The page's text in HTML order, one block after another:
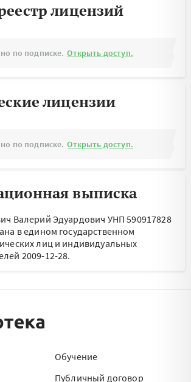
лицензий
по подписке. Открыть доступ.
лицензии
по подписке. Открыть доступ.
выписка
Валерий Эдуардович УНП 590917828
в едином государственном
лиц и индивидуальных
2009-12-28.
Обучение
Публичный договор